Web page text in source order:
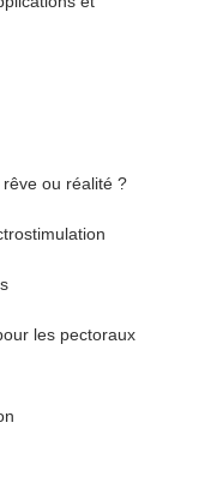
ou réalité ?
les pectoraux